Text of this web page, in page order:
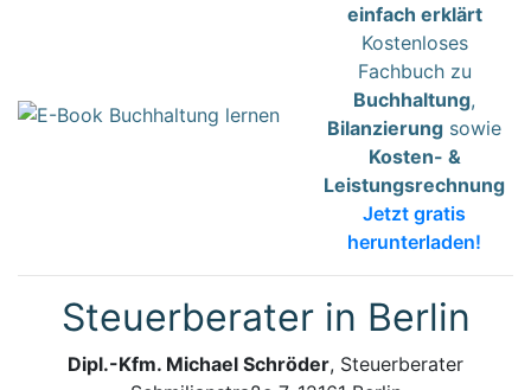
einfach erklärt
Kostenloses
Fachbuch zu
Buchhaltung,
Bilanzierung sowie
Kosten- &
Leistungsrechnung
Jetzt gratis
herunterladen!
Steuerberater in Berlin
Dipl.-Kfm. Michael Schröder, Steuerberater